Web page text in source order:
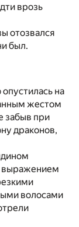
врозь
отозвался
был.
на
жестом
забыв при
драконов,
выражением
волосами